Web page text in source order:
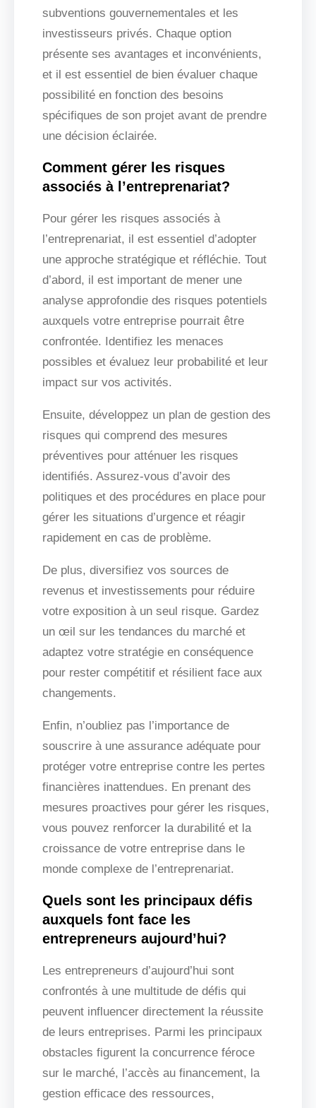
subventions gouvernementales et les
investisseurs privés. Chaque option
présente ses avantages et inconvénients,
et il est essentiel de bien évaluer chaque
possibilité en fonction des besoins
spécifiques de son projet avant de prendre
une décision éclairée.
Comment gérer les risques
associés à l’entreprenariat?
Pour gérer les risques associés à
l’entreprenariat, il est essentiel d’adopter
une approche stratégique et réfléchie. Tout
d’abord, il est important de mener une
analyse approfondie des risques potentiels
auxquels votre entreprise pourrait être
confrontée. Identifiez les menaces
possibles et évaluez leur probabilité et leur
impact sur vos activités.
Ensuite, développez un plan de gestion des
risques qui comprend des mesures
préventives pour atténuer les risques
identifiés. Assurez-vous d’avoir des
politiques et des procédures en place pour
gérer les situations d’urgence et réagir
rapidement en cas de problème.
De plus, diversifiez vos sources de
revenus et investissements pour réduire
votre exposition à un seul risque. Gardez
un œil sur les tendances du marché et
adaptez votre stratégie en conséquence
pour rester compétitif et résilient face aux
changements.
Enfin, n’oubliez pas l’importance de
souscrire à une assurance adéquate pour
protéger votre entreprise contre les pertes
financières inattendues. En prenant des
mesures proactives pour gérer les risques,
vous pouvez renforcer la durabilité et la
croissance de votre entreprise dans le
monde complexe de l’entreprenariat.
Quels sont les principaux défis
auxquels font face les
entrepreneurs aujourd’hui?
Les entrepreneurs d’aujourd’hui sont
confrontés à une multitude de défis qui
peuvent influencer directement la réussite
de leurs entreprises. Parmi les principaux
obstacles figurent la concurrence féroce
sur le marché, l’accès au financement, la
gestion efficace des ressources,